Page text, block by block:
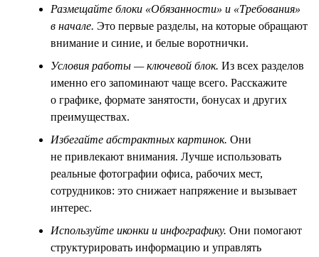
Размещайте блоки «Обязанности» и «Требования»
в начале. Это первые разделы, на которые обращают
внимание и синие, и белые воротнички.
Условия работы — ключевой блок. Из всех разделов
именно его запоминают чаще всего. Расскажите
о графике, формате занятости, бонусах и других
преимуществах.
Избегайте абстрактных картинок. Они
не привлекают внимания. Лучше использовать
реальные фотографии офиса, рабочих мест,
сотрудников: это снижает напряжение и вызывает
интерес.
Используйте иконки и инфографику. Они помогают
структурировать информацию и управлять